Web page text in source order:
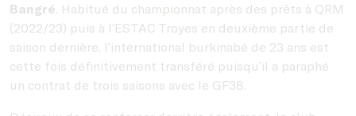
Bangré. Habitué du championnat après des prêts à QRM
(2022/23) puis à l’ESTAC Troyes en deuxième partie de
saison dernière, l’international burkinabé de 23 ans est
cette fois définitivement transféré puisqu’il a paraphé
un contrat de trois saisons avec le GF38.